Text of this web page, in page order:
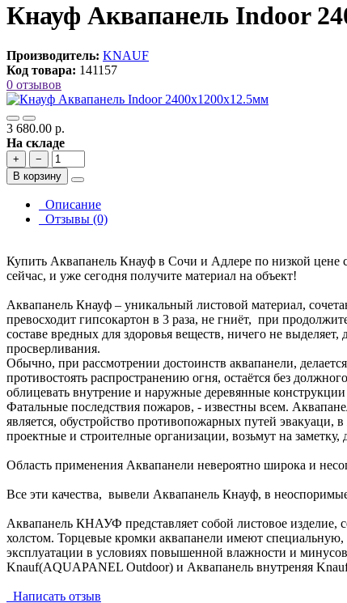
Кнауф Аквапанель Indoor
Производитель: KNAUF
Код товара: 141157
0 отзывов
3 680.00 р.
На складе
+
−
В корзину
Описание
Отзывы (0)
Купить Аквапанель Кнауф в Сочи и Адлере по низкой цене
сейчас, и уже сегодня получите материал на объект!
Аквапанель Кнауф – уникальный листовой материал,
превосходит гипсокартон в 3 раза, не гниёт, при
составе вредных для здоровья веществ, ничего не
просверливания.
Обычно, при рассмотрении достоинств аквапанели,
противостоять распространению огня, остаётся без
облицевать внутрение и наружные деревянные
Фатальные последствия пожаров, - известны всем.
является, обустройство противопожарных путей
проектные и строителные организации, возьмут на
Область применения Аквапанели невероятно широка и
Все эти качества, вывели Аквапанель Кнауф, в
Аквапанель КНАУФ представляет собой листовое изделие,
холстом. Торцевые кромки аквапанели имеют
эксплуатации в условиях повышенной влажности и
Knauf(AQUAPANEL Outdoor) и Аквапанель внутреняя
Написать отзыв